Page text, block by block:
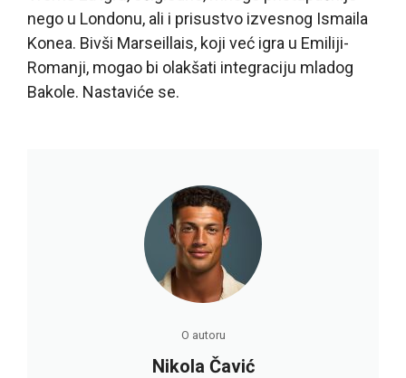
nego u Londonu, ali i prisustvo izvesnog Ismaila
Konea. Bivši Marseillais, koji već igra u Emiliji-
Romanji, mogao bi olakšati integraciju mladog
Bakole. Nastaviće se.
O autoru
Nikola Čavić